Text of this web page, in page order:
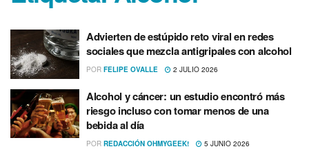
Advierten de estúpido reto viral en redes
sociales que mezcla antigripales con alcohol
POR FELIPE OVALLE 2 JULIO 2026
Alcohol y cáncer: un estudio encontró más
riesgo incluso con tomar menos de una
bebida al día
POR REDACCIÓN OHMYGEEK! 5 JUNIO 2026